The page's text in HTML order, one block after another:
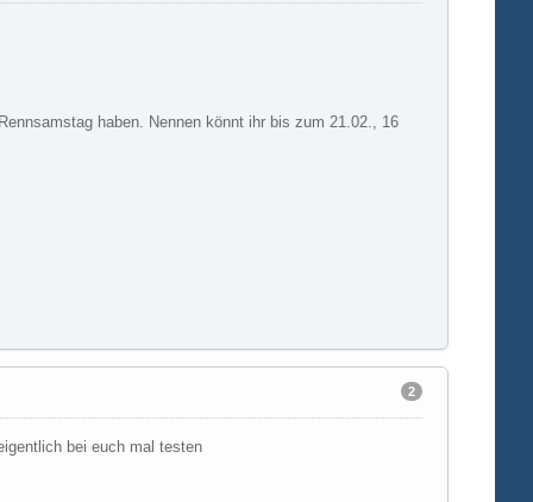
haben. Nennen könnt ihr bis zum 21.02., 16
2
bei euch mal testen